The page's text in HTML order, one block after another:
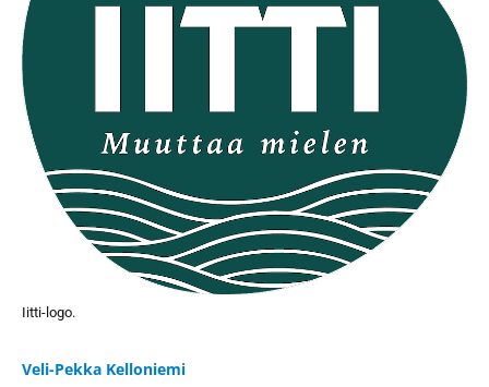
Iitti-logo.
Veli-Pekka Kelloniemi